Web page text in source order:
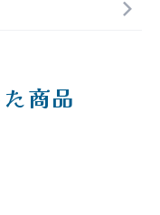
商品